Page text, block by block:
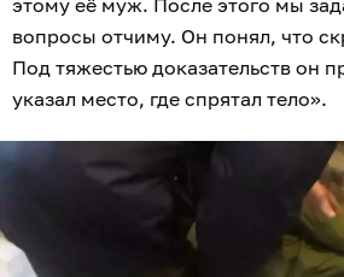
этому её муж. После этого мы
вопросы отчиму. Он понял, что
Под тяжестью доказательств он
указал место, где спрятал тело».